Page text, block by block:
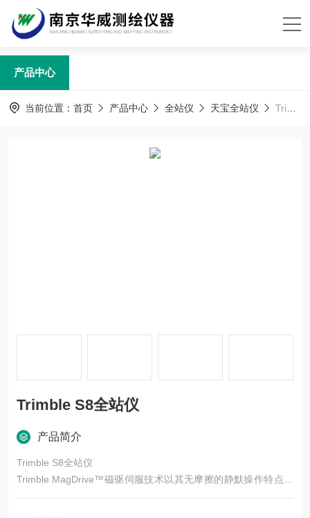
产品中心
当前位置： 首页 产品中心 全站仪 天宝全站仪 Trimble S8全站仪
Trimble S8全站仪
产品简介
Trimble S8全站仪
Trimble MagDrive™磁驱伺服技术以其无摩擦的静默操作特点提
供了好的速度和精度。 借助Trimble SurePoint™精确定点技术，